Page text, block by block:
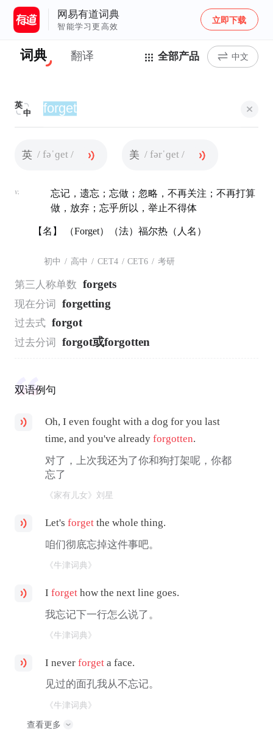
网易有道词典
智能学习更高效
立即下载
词典 翻译 全部产品 中文
英
中
英 / fəˈɡet / 美 / fərˈɡet /
v.
忘记，遗忘；忘做；忽略，不再关注；不再打算
做，放弃；忘乎所以，举止不得体
【名】 （Forget）（法）福尔热（人名）
初中 / 高中 / CET4 / CET6 / 考研
第三人称单数 forgets
现在分词 forgetting
过去式 forgot
过去分词 forgot或forgotten
双语例句
Oh, I even fought with a dog for you last
time, and you've alreadyforgotten.
对了，上次我还为了你和狗打架呢，你都
忘了
《家有儿女》刘星
Let'sforget the whole thing.
咱们彻底忘掉这件事吧。
《牛津词典》
Iforget how the next line goes.
我忘记下一行怎么说了。
《牛津词典》
I neverforget a face.
见过的面孔我从不忘记。
《牛津词典》
查看更多